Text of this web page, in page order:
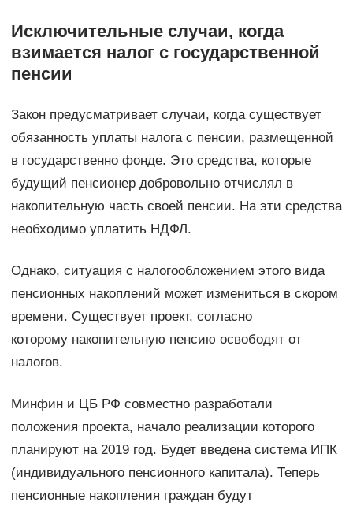
Исключительные случаи, когда
взимается налог с государственной
пенсии
Закон предусматривает случаи, когда существует
обязанность уплаты налога с пенсии, размещенной
в государственно фонде. Это средства, которые
будущий пенсионер добровольно отчислял в
накопительную часть своей пенсии. На эти средства
необходимо уплатить НДФЛ.
Однако, ситуация с налогообложением этого вида
пенсионных накоплений может измениться в скором
времени. Существует проект, согласно
которому накопительную пенсию освободят от
налогов.
Минфин и ЦБ РФ совместно разработали
положения проекта, начало реализации которого
планируют на 2019 год. Будет введена система ИПК
(индивидуального пенсионного капитала). Теперь
пенсионные накопления граждан будут